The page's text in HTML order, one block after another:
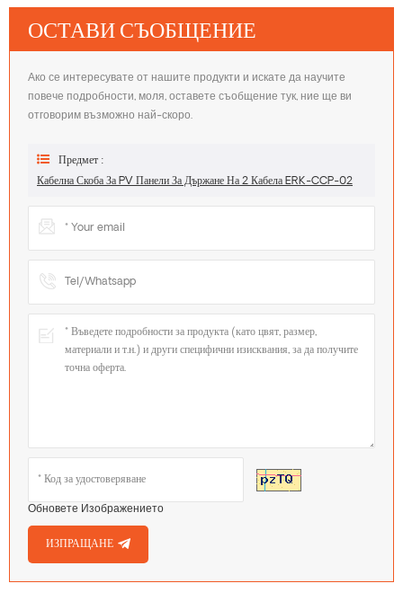
ОСТАВИ СЪОБЩЕНИЕ
Ако се интересувате от нашите продукти и искате да научите
повече подробности, моля, оставете съобщение тук, ние ще ви
отговорим възможно най-скоро.
Предмет :
Кабелна Скоба За PV Панели За Държане На 2 Кабела ERK-CCP-02
Обновете Изображението
ИЗПРАЩАНЕ